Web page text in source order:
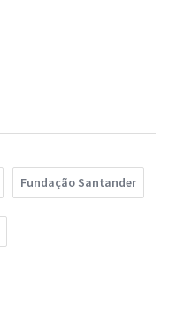
Fundação Santander